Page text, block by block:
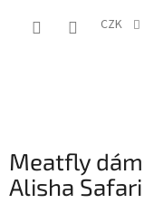
CZK
Meatfly
Alisha